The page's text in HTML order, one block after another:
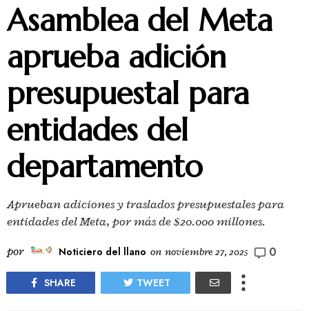
Asamblea del Meta
aprueba adición
presupuestal para
entidades del
departamento
Aprueban adiciones y traslados presupuestales para
entidades del Meta, por más de $20.000 millones.
por Noticiero del llano on noviembre 27, 2025 0
SHARE TWEET